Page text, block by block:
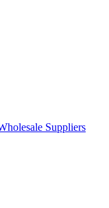
Suppliers